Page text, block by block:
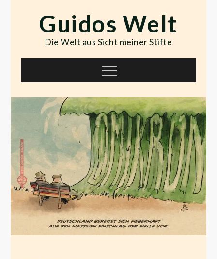
contentGuidos Welt
Die Welt aus Sicht meiner Stifte
Menu